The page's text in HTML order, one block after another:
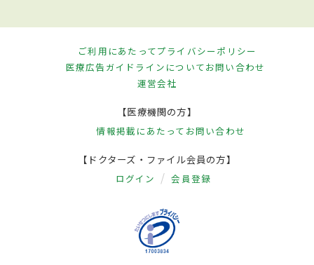
ご利用にあたってプライバシーポリシー
医療広告ガイドラインについてお問い合わせ
運営会社
【医療機関の方】
情報掲載にあたって お問い合わせ
【ドクターズ・ファイル会員の方】
ログイン 会員登録